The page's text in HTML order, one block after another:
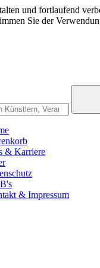
und fortlaufend
Sie der
& Karriere
& Impressum